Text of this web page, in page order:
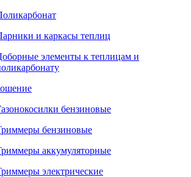
и каркасы теплиц
элементы к теплицам и
бензиновые
бензиновые
аккумуляторные
электрические